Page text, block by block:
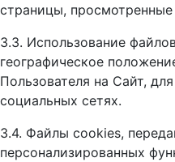
страницы, просмотренные
3.3. Использование
географическое
Пользователя на Сайт,
социальных сетях.
3.4. Файлы cookies,
персонализированных